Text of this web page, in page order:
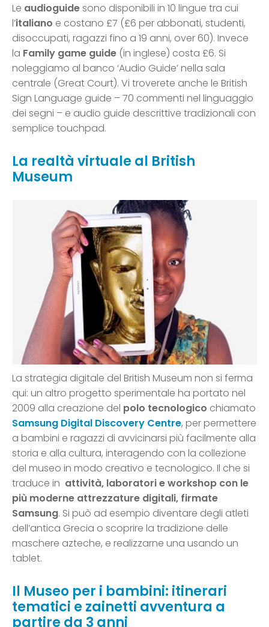
Le audioguidesono disponibili in 10 lingue tra cui
l’italiano e costano £7 (£6 per abbonati, studenti,
disoccupati, ragazzi fino a 19 anni, over 60). Invece
la Family game guide (in inglese) costa £6. Si
noleggiamo al banco ‘Audio Guide’ nella sala
centrale (Great Court). Vi troverete anche le British
Sign Language guide – 70 commenti nel linguaggio
dei segni – e audio guide descrittive tradizionali con
semplice touchpad.
La realtà virtuale al British
Museum
La strategia digitale del British Museum non si ferma
qui: un altro progetto sperimentale ha portato nel
2009 alla creazione del polo tecnologico chiamato
Samsung Digital Discovery Centre, per permettere
a bambini e ragazzi di avvicinarsi più facilmente alla
storia e alla cultura, interagendo con la collezione
del museo in modo creativo e tecnologico. Il che si
traduce in attività, laboratori e workshop con le
più moderne attrezzature digitali, firmate
Samsung. Si può ad esempio diventare degli atleti
dell’antica Grecia o scoprire la tradizione delle
maschere azteche, e realizzarne una usando un
tablet.
Il Museo per i bambini: itinerari
tematici e zainetti avventura a
partire da 3 anni